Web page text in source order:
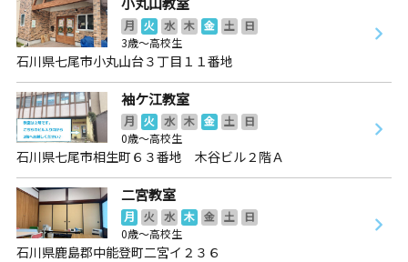
月 火 水 木 金 土
日
3歳～高校生
石川県七尾市小丸山台３丁目１１番地
袖ケ江教室
月 火 水 木 金 土
日
0歳～高校生
石川県七尾市相生町６３番地 木谷ビル２階Ａ
二宮教室
月 火 水 木 金 土
日
0歳～高校生
石川県鹿島郡中能登町二宮イ２３６